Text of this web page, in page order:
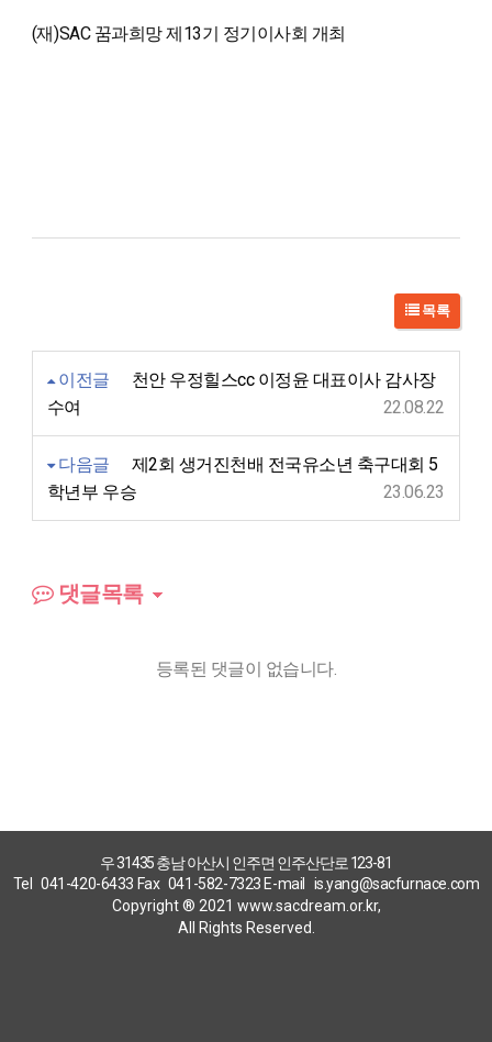
(재)SAC 꿈과희망 제13기 정기이사회 개최
목록
이전글
천안 우정힐스cc 이정윤 대표이사 감사장
수여
22.08.22
다음글
제2회 생거진천배 전국유소년 축구대회 5
학년부 우승
23.06.23
댓글목록
등록된 댓글이 없습니다.
우 31435 충남 아산시 인주면 인주산단로 123-81
Tel 041-420-6433 Fax 041-582-7323E-mail is.yang@sacfurnace.com
Copyright ® 2021 www.sacdream.or.kr,
All Rights Reserved.